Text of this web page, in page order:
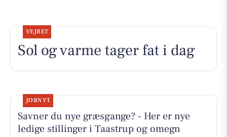
VEJRET
Sol og varme tager fat i dag
JOBNYT
Savner du nye græsgange? - Her er nye
ledige stillinger i Taastrup og omegn